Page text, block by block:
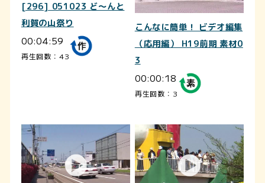
[296] 051023 ど～んと
利賀の山祭り
00:04:59
再生回数：43
こんなに簡単！ ビデオ編集
（応用編） H19前期 素材0
3
00:00:18
再生回数：3